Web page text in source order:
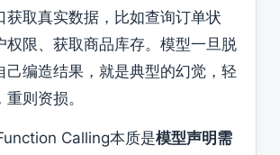
获取真实数据，比如查询订单状
权限、获取商品库存。模型一旦脱
己编造结果，就是典型的幻觉，轻
则资损。
Calling本质是模型声明需